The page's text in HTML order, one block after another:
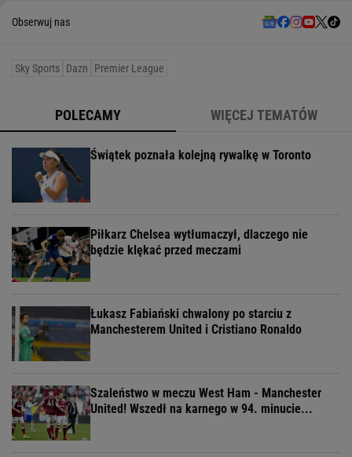
Obserwuj nas
Sky Sports Dazn Premier League
POLECAMY WIĘCEJ TEMATÓW
Świątek poznała kolejną rywalkę w Toronto
Piłkarz Chelsea wytłumaczył, dlaczego nie
będzie klękać przed meczami
Łukasz Fabiański chwalony po starciu z
Manchesterem United i Cristiano Ronaldo
Szaleństwo w meczu West Ham - Manchester
United! Wszedł na karnego w 94. minucie...